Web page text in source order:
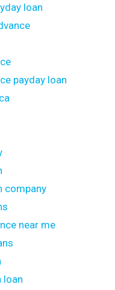
loan
payday loan
company
near me
loan